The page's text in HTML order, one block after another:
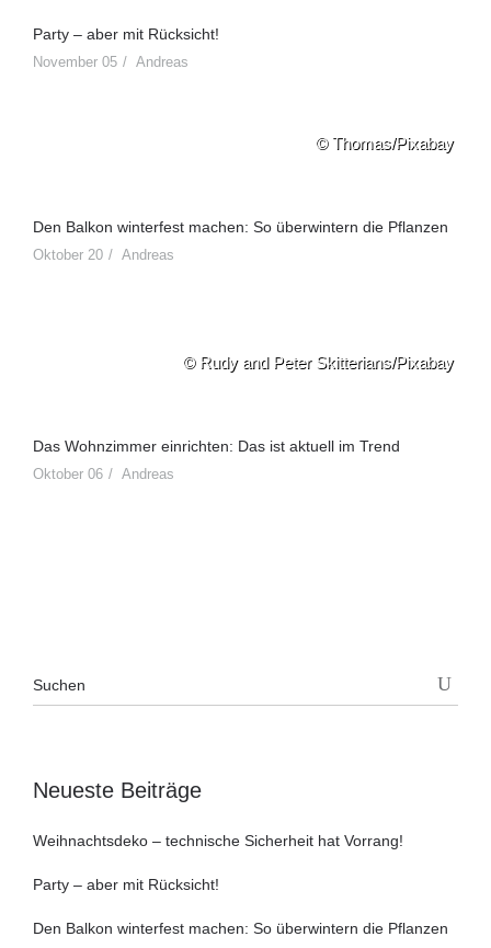
Party – aber mit Rücksicht!
November 05 Andreas
© Thomas/Pixabay
Den Balkon winterfest machen: So überwintern die Pflanzen
Oktober 20 Andreas
© Rudy and Peter Skitterians/Pixabay
Das Wohnzimmer einrichten: Das ist aktuell im Trend
Oktober 06 Andreas
Neueste Beiträge
Weihnachtsdeko – technische Sicherheit hat Vorrang!
Party – aber mit Rücksicht!
Den Balkon winterfest machen: So überwintern die Pflanzen